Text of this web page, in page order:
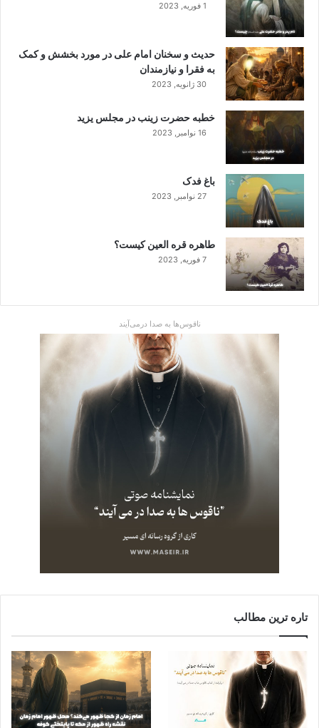
1 فوریه, 2023
حدیث و سخنان امام علی در مورد بخشش و کمک
به فقرا و نیازمندان
30 ژانویه, 2023
خطبه حضرت زینب در مجلس یزید
16 نوامبر, 2023
باغ فدک
27 نوامبر, 2023
طاهره قره العین کیست؟
7 فوریه, 2023
ناقوس‌ها به صدا در‌می‌آیند
تاره ترین مطالب